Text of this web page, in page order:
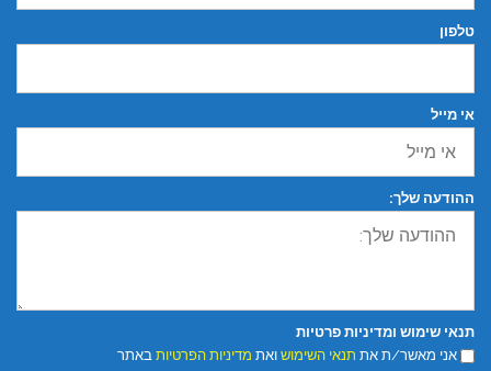
טלפון
אי מייל
ההודעה שלך:
תנאי שימוש ומדיניות פרטיות
אני מאשר/ת את תנאי השימוש ואת מדיניות הפרטיות באתר